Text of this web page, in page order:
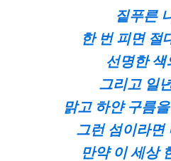
짙푸른
한 번 피면 절
선명한 색
그리고 일
맑고 하얀 구름
그런 섬이라면
만약 이 세상